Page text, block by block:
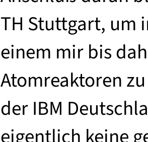
TH Stuttgart, um
einem mir bis
Atomreaktoren
der IBM